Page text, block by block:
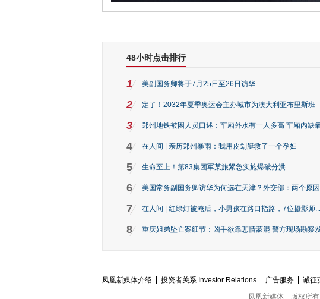
48小时点击排行
1 美副国务卿将于7月25日至26日访华
2 定了！2032年夏季奥运会主办城市为澳大利亚布里斯班
3 郑州地铁被困人员口述：车厢外水有一人多高 车厢内缺
4 在人间 | 亲历郑州暴雨：我用皮划艇救了一个孕妇
5 生命至上！第83集团军某旅紧急实施爆破分洪
6 美国常务副国务卿访华为何选在天津？外交部：两个原因
7 在人间 | 红绿灯被淹后，小男孩在路口指路，7位摄影师...
8 重庆姐弟坠亡案细节：凶手欲靠悲情蒙混 警方现场勘察
凤凰新媒体介绍 投资者关系 Investor Relations 广告服务 诚征
凤凰新媒体
版权所有